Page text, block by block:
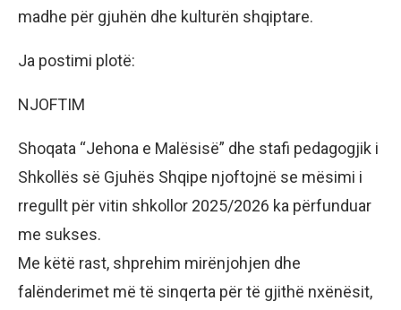
madhe për gjuhën dhe kulturën shqiptare.
Ja postimi plotë:
NJOFTIM
Shoqata “Jehona e Malësisë” dhe stafi pedagogjik i
Shkollës së Gjuhës Shqipe njoftojnë se mësimi i
rregullt për vitin shkollor 2025/2026 ka përfunduar
me sukses.
Me këtë rast, shprehim mirënjohjen dhe
falënderimet më të sinqerta për të gjithë nxënësit,